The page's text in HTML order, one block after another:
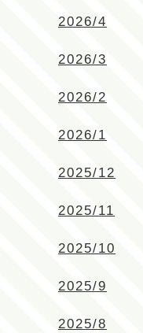
2026/4
2026/3
2026/2
2026/1
2025/12
2025/11
2025/10
2025/9
2025/8